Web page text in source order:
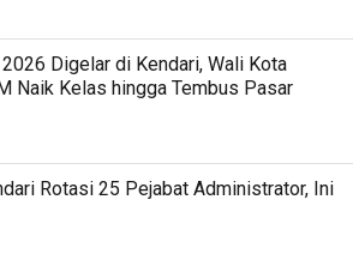
Digelar di Kendari, Wali Kota
Naik Kelas hingga Tembus Pasar
Rotasi 25 Pejabat Administrator, Ini